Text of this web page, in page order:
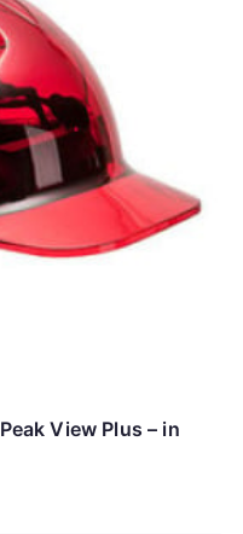
View Plus – in